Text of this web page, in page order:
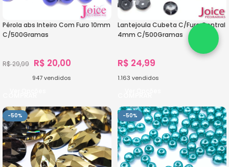
Pérola abs Inteiro Com Furo 10mm
C/500Gramas
R$29,99 R$ 20,00
947vendidos
Lantejoula Cubeta C/Furo Central
4mm C/500Gramas
R$ 24,99
1.163 vendidos
-50% -50%